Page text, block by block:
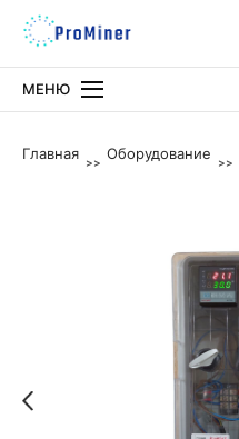
МЕНЮ
Главная Оборудование